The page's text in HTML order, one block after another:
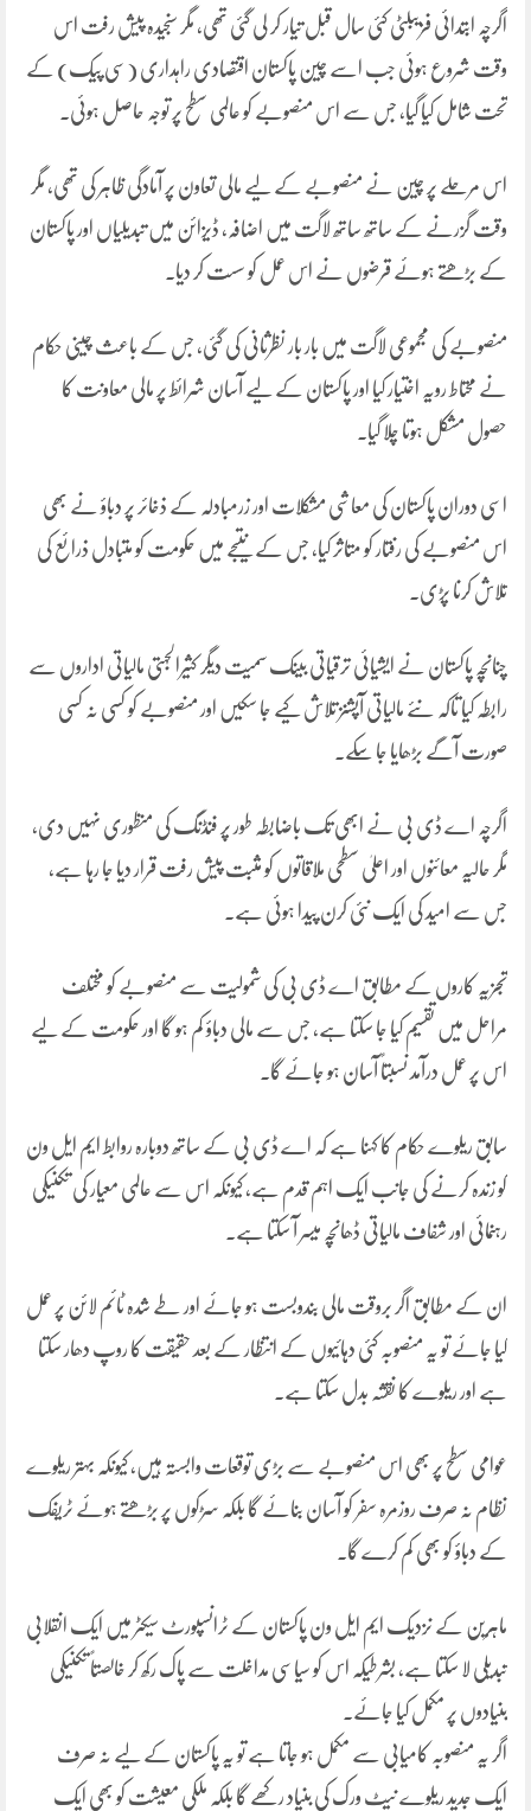
اگرچہ ابتدائی فزیبلٹی کئی سال قبل تیار کر لی گئی تھی، مگر سنجیدہ پیش رفت اس
وقت شروع ہوئی جب اسے چین پاکستان اقتصادی راہداری (سی پیک) کے
تحت شامل کیا گیا، جس سے اس منصوبے کو عالمی سطح پر توجہ حاصل ہوئی۔
اس مرحلے پر چین نے منصوبے کے لیے مالی تعاون پر آمادگی ظاہر کی تھی، مگر
وقت گزرنے کے ساتھ ساتھ لاگت میں اضافہ، ڈیزائن میں تبدیلیاں اور پاکستان
کے بڑھتے ہوئے قرضوں نے اس عمل کو سست کر دیا۔
منصوبے کی مجموعی لاگت میں بار بار نظرثانی کی گئی، جس کے باعث چینی حکام
نے محتاط رویہ اختیار کیا اور پاکستان کے لیے آسان شرائط پر مالی معاونت کا
حصول مشکل ہوتا چلا گیا۔
اسی دوران پاکستان کی معاشی مشکلات اور زرمبادلہ کے ذخائر پر دباؤ نے بھی
اس منصوبے کی رفتار کو متاثر کیا، جس کے نتیجے میں حکومت کو متبادل ذرائع کی
تلاش کرنا پڑی۔
چنانچہ پاکستان نے ایشیائی ترقیاتی بینک سمیت دیگر کثیرالجہتی مالیاتی اداروں سے
رابطہ کیا تاکہ نئے مالیاتی آپشنز تلاش کیے جا سکیں اور منصوبے کو کسی نہ کسی
صورت آگے بڑھایا جا سکے۔
اگرچہ اے ڈی بی نے ابھی تک باضابطہ طور پر فنڈنگ کی منظوری نہیں دی،
مگر حالیہ معائنوں اور اعلیٰ سطحی ملاقاتوں کو مثبت پیش رفت قرار دیا جا رہا ہے،
جس سے امید کی ایک نئی کرن پیدا ہوئی ہے۔
تجزیہ کاروں کے مطابق اے ڈی بی کی شمولیت سے منصوبے کو مختلف
مراحل میں تقسیم کیا جا سکتا ہے، جس سے مالی دباؤ کم ہو گا اور حکومت کے لیے
اس پر عمل درآمد نسبتاً آسان ہو جائے گا۔
سابق ریلوے حکام کا کہنا ہے کہ اے ڈی بی کے ساتھ دوبارہ روابط ایم ایل ون
کو زندہ کرنے کی جانب ایک اہم قدم ہے، کیونکہ اس سے عالمی معیار کی تکنیکی
رہنمائی اور شفاف مالیاتی ڈھانچہ میسر آ سکتا ہے۔
ان کے مطابق اگر بروقت مالی بندوبست ہو جائے اور طے شدہ ٹائم لائن پر عمل
کیا جائے تو یہ منصوبہ کئی دہائیوں کے انتظار کے بعد حقیقت کا روپ دھار سکتا
ہے اور ریلوے کا نقشہ بدل سکتا ہے۔
عوامی سطح پر بھی اس منصوبے سے بڑی توقعات وابستہ ہیں، کیونکہ بہتر ریلوے
نظام نہ صرف روزمرہ سفر کو آسان بنائے گا بلکہ سڑکوں پر بڑھتے ہوئے ٹریفک
کے دباؤ کو بھی کم کرے گا۔
ماہرین کے نزدیک ایم ایل ون پاکستان کے ٹرانسپورٹ سیکٹر میں ایک انقلابی
تبدیلی لا سکتا ہے، بشرطیکہ اس کو سیاسی مداخلت سے پاک رکھ کر خالصتاً تکنیکی
بنیادوں پر مکمل کیا جائے۔
اگر یہ منصوبہ کامیابی سے مکمل ہو جاتا ہے تو یہ پاکستان کے لیے نہ صرف
ایک جدید ریلوے نیٹ ورک کی بنیاد رکھے گا بلکہ ملکی معیشت کو بھی ایک